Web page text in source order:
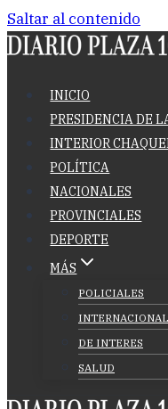
Saltar al contenido
INICIO
PRESIDENCIA DE
INTERIOR
POLÍTICA
NACIONALES
PROVINCIALES
DEPORTE
MÁS
POLICIALES
DE INTERES
SALUD